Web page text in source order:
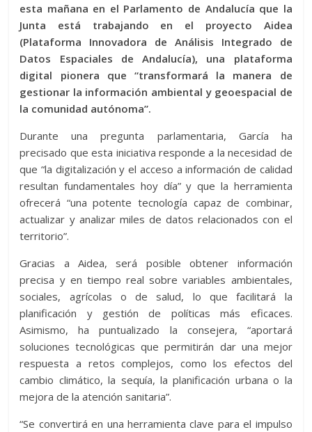
esta mañana en el Parlamento de Andalucía que la
Junta está trabajando en el proyecto Aidea
(Plataforma Innovadora de Análisis Integrado de
Datos Espaciales de Andalucía), una plataforma
digital pionera que “transformará la manera de
gestionar la información ambiental y geoespacial de
la comunidad autónoma”.
Durante una pregunta parlamentaria, García ha
precisado que esta iniciativa responde a la necesidad de
que “la digitalización y el acceso a información de calidad
resultan fundamentales hoy día” y que la herramienta
ofrecerá “una potente tecnología capaz de combinar,
actualizar y analizar miles de datos relacionados con el
territorio”.
Gracias a Aidea, será posible obtener información
precisa y en tiempo real sobre variables ambientales,
sociales, agrícolas o de salud, lo que facilitará la
planificación y gestión de políticas más eficaces.
Asimismo, ha puntualizado la consejera, “aportará
soluciones tecnológicas que permitirán dar una mejor
respuesta a retos complejos, como los efectos del
cambio climático, la sequía, la planificación urbana o la
mejora de la atención sanitaria”.
“Se convertirá en una herramienta clave para el impulso